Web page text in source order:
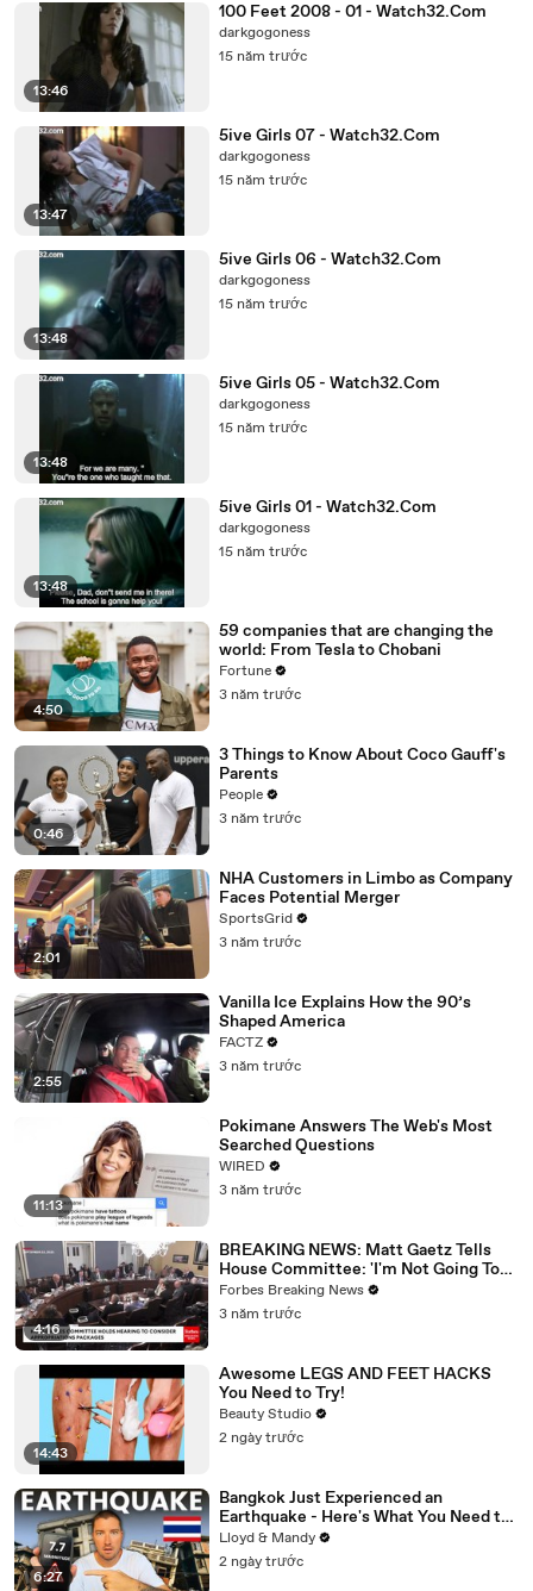
13:46
100 Feet 2008 - 01 - Watch32.Com
darkgogoness
15 năm trước
13:47
5ive Girls 07 - Watch32.Com
darkgogoness
15 năm trước
13:48
5ive Girls 06 - Watch32.Com
darkgogoness
15 năm trước
13:48
5ive Girls 05 - Watch32.Com
darkgogoness
15 năm trước
13:48
5ive Girls 01 - Watch32.Com
darkgogoness
15 năm trước
4:50
59 companies that are changing the
world: From Tesla to Chobani
Fortune
3 năm trước
0:46
3 Things to Know About Coco Gauff's
Parents
People
3 năm trước
2:01
NHA Customers in Limbo as Company
Faces Potential Merger
SportsGrid
3 năm trước
2:55
Vanilla Ice Explains How the 90’s
Shaped America
FACTZ
3 năm trước
11:13
Pokimane Answers The Web's Most
Searched Questions
WIRED
3 năm trước
4:16
BREAKING NEWS: Matt Gaetz Tells
House Committee: 'I'm Not Going To
Vote For A Continuing Resolution'
Forbes Breaking News
3 năm trước
14:43
Awesome LEGS AND FEET HACKS
You Need to Try!
Beauty Studio
2 ngày trước
6:27
Bangkok Just Experienced an
Earthquake - Here's What You Need to
Know
Lloyd & Mandy
2 ngày trước